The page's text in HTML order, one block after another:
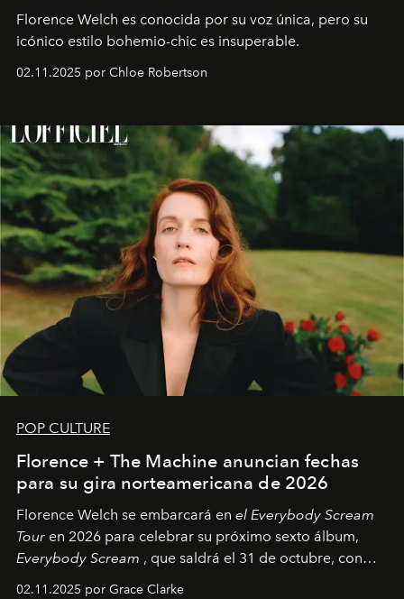
Florence Welch es conocida por su voz única, pero su
icónico estilo bohemio-chic es insuperable.
02.11.2025 por Chloe Robertson
POP CULTURE
Florence + The Machine anuncian fechas
para su gira norteamericana de 2026
Florence Welch se embarcará en el Everybody Scream
Tour en 2026 para celebrar su próximo sexto álbum,
Everybody Scream , que saldrá el 31 de octubre, con
fechas en Norteamérica a partir de abril del próximo
02.11.2025 por Grace Clarke